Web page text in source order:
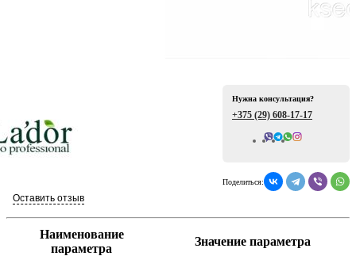
Всего отзывов: 0
Оставить отзыв
Нужна консультация?
+375 (29) 608-17-17
Поделиться:
Наименование
параметра
Значение параметра